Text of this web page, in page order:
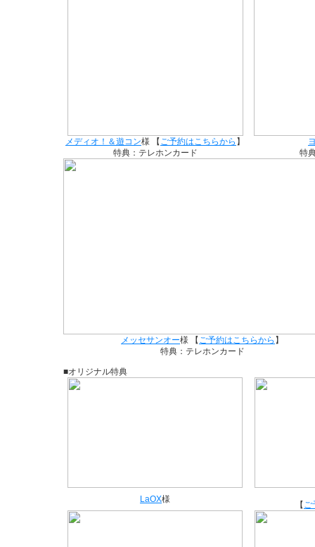
メディオ！＆遊コン様 【 ご予約はこちらから 】
特典：テレホンカード
特
メッセサンオー様 【 ご予約はこちらから 】
特典：テレホンカード
■オリジナル特典
LaOX様
【 ご